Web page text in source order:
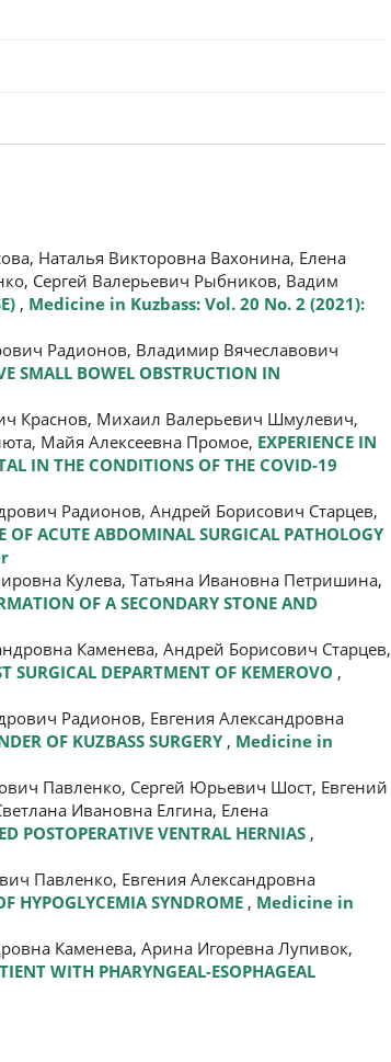
Наталья Викторовна Вахонина, Елена
Сергей Валерьевич Рыбников, Вадим
, Medicine in Kuzbass: Vol. 20 No. 2 (2021):
Радионов, Владимир Вячеславович
SMALL BOWEL OBSTRUCTION IN
Краснов, Михаил Валерьевич Шмулевич,
Майя Алексеевна Промое, EXPERIENCE IN
IN THE CONDITIONS OF THE COVID-19
Радионов, Андрей Борисович Старцев,
OF ACUTE ABDOMINAL SURGICAL PATHOLOGY
Кулева, Татьяна Ивановна Петришина,
OF A SECONDARY STONE AND
Каменева, Андрей Борисович Старцев,
SURGICAL DEPARTMENT OF KEMEROVO ,
Радионов, Евгения Александровна
OF KUZBASS SURGERY , Medicine in
Павленко, Сергей Юрьевич Шост, Евгений
Ивановна Елгина, Елена
POSTOPERATIVE VENTRAL HERNIAS ,
Павленко, Евгения Александровна
HYPOGLYCEMIA SYNDROME , Medicine in
Каменева, Арина Игоревна Лупивок,
WITH PHARYNGEAL-ESOPHAGEAL